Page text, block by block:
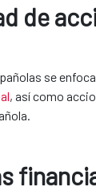
de
se
, así como